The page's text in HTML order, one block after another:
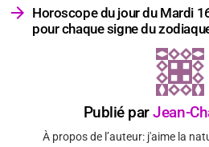
Horoscope du jour du Mardi
pour chaque signe du
Publié parJean-
À propos de l’auteur: j'aime la